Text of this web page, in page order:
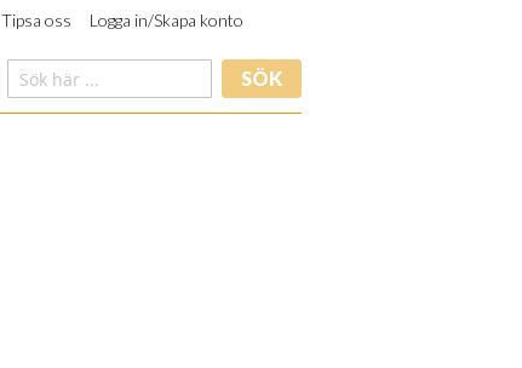
Tipsa oss Logga in/Skapa konto
SÖK